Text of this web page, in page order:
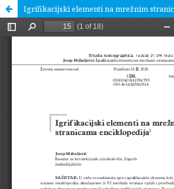
Igrifikacijski elementi na mrežnim